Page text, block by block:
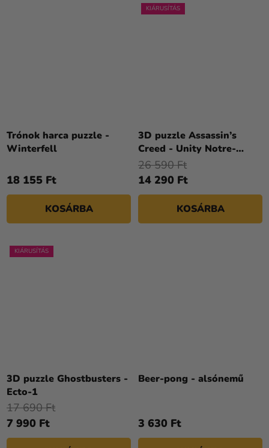
Trónok harca puzzle -
Winterfell
18 155 Ft
KOSÁRBA
KIÁRUSÍTÁS
3D puzzle Assassin’s
Creed - Unity Notre-
Dame
14 290 Ft
26 590 Ft
KOSÁRBA
KIÁRUSÍTÁS
3D puzzle Ghostbusters -
Ecto-1
7 990 Ft
17 690 Ft
Beer-pong - alsónemű
3 630 Ft